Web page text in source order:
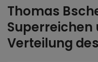
Thomas
Superreichen
Verteilung